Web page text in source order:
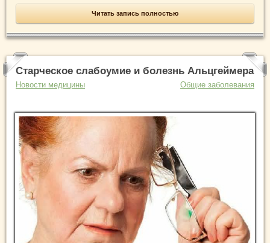
Читать запись полностью
Старческое слабоумие и болезнь Альцгеймера
Новости медицины Общие заболевания